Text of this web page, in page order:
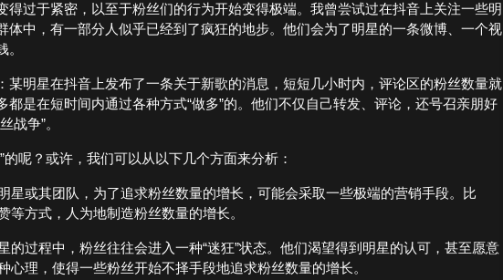
得过于紧密，以至于粉丝们的行为开始变得极端。我曾尝试过在抖音上关注一些明
体中，有一部分人似乎已经到了疯狂的地步。他们会为了明星的一条微博、一个视
某明星在抖音上发布了一条关于新歌的消息，短短几小时内，评论区的粉丝数量就
都是在短时间内通过各种方式“做多”的。他们不仅自己转发、评论，还号召亲朋好
战争”。
呢？或许，我们可以从以下几个方面来分析：
星或其团队，为了追求粉丝数量的增长，可能会采取一些极端的营销手段。比
等方式，人为地制造粉丝数量的增长。
的过程中，粉丝往往会进入一种“迷狂”状态。他们渴望得到明星的认可，甚至愿意
心理，使得一些粉丝开始不择手段地追求粉丝数量的增长。